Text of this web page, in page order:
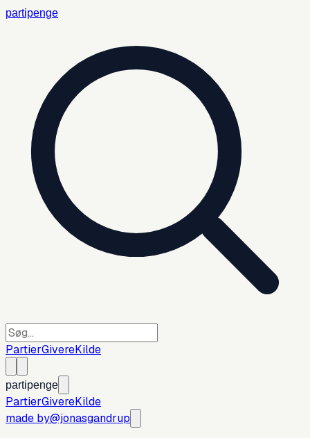
partipenge
PartierGivereKilde
partipenge
PartierGivereKilde
made by@jonasgandrup